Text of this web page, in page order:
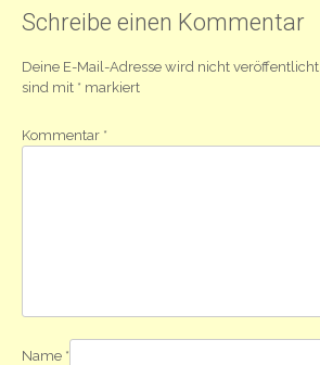
Schreibe einen Kommentar
Deine E-Mail-Adresse wird nicht veröffentlicht.
sind mit * markiert
Kommentar *
Name *